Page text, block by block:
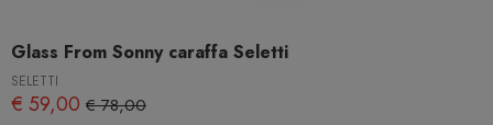
Glass From Sonny caraffa Seletti
SELETTI
€ 59,00 € 78,00